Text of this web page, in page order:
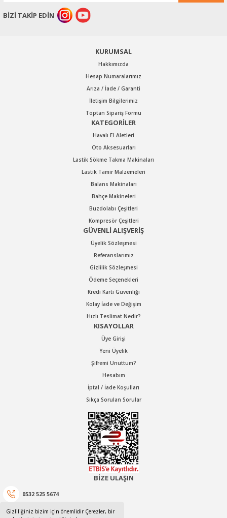
Gizliliğiniz bizim için önemlidir Çerezler, bir
Ürün fiyatı diğer sitelerden daha pahalı.
Bu ürüne benzer farklı alternatifler olmalı.
Gönder
BİZİ TAKİP EDİN
KURUMSAL
Hakkımızda
Hesap Numaralarımız
Arıza / İade / Garanti
İletişim Bilgilerimiz
Toptan Sipariş Formu
KATEGORİLER
Havalı El Aletleri
Oto Aksesuarları
Lastik Sökme Takma Makinaları
Lastik Tamir Malzemeleri
Balans Makinaları
Bahçe Makineleri
Buzdolabı Çeşitleri
Kompresör Çeşitleri
GÜVENLİ ALIŞVERİŞ
Üyelik Sözleşmesi
Referanslarımız
Gizlilik Sözleşmesi
Ödeme Seçenekleri
Kredi Kartı Güvenliği
Kolay İade ve Değişim
Hızlı Teslimat Nedir?
KISAYOLLAR
Üye Girişi
Yeni Üyelik
Şifremi Unuttum?
Hesabım
İptal / İade Koşulları
Sıkça Sorulan Sorular
BİZE ULAŞIN
0532 525 5674
0532 525 5674